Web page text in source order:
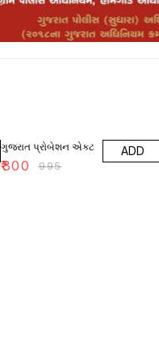
ગુજરાત પ્રોબેશન એક્ટ
₹800 ₹995
ADD